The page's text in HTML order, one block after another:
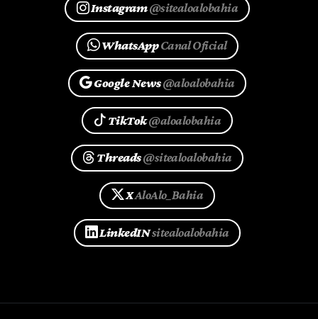
Instagram@sitealoalobahia
WhatsAppCanal Oficial
Google News@aloalobahia
TikTok@aloalobahia
Threads@sitealoalobahia
XAloAlo_Bahia
LinkedINsitealoalobahia